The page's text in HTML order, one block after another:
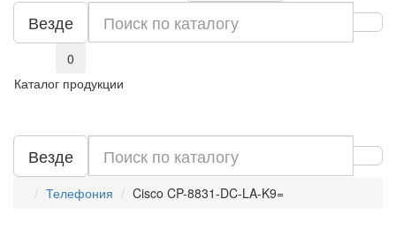
Везде
0
Каталог продукции
Везде
Телефония Cisco CP-8831-DC-LA-K9=